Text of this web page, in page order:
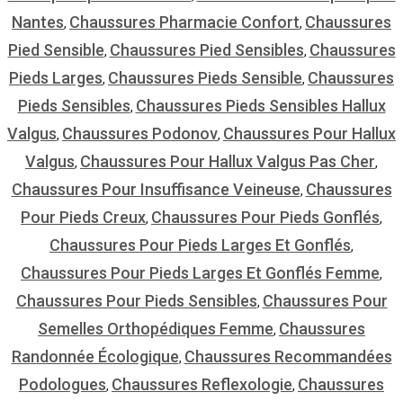
Nantes, Chaussures Pharmacie Confort, Chaussures
Pied Sensible, Chaussures Pied Sensibles, Chaussures
Pieds Larges, Chaussures Pieds Sensible, Chaussures
Pieds Sensibles, Chaussures Pieds Sensibles Hallux
Valgus, Chaussures Podonov, Chaussures Pour Hallux
Valgus, Chaussures Pour Hallux Valgus Pas Cher,
Chaussures Pour Insuffisance Veineuse, Chaussures
Pour Pieds Creux, Chaussures Pour Pieds Gonflés,
Chaussures Pour Pieds Larges Et Gonflés,
Chaussures Pour Pieds Larges Et Gonflés Femme,
Chaussures Pour Pieds Sensibles, Chaussures Pour
Semelles Orthopédiques Femme, Chaussures
Randonnée Écologique, Chaussures Recommandées
Podologues, Chaussures Reflexologie, Chaussures